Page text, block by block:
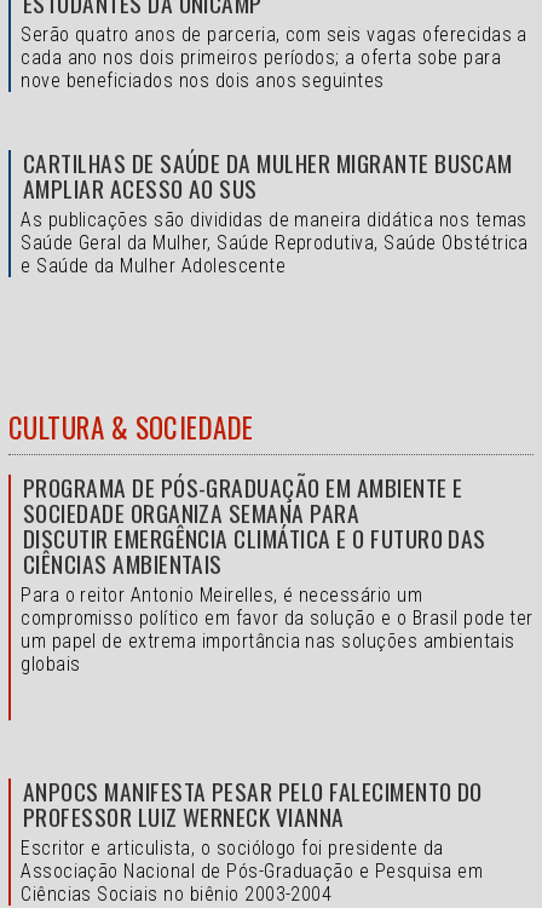
Serão quatro anos de parceria, com seis vagas oferecidas a
cada ano nos dois primeiros períodos; a oferta sobe para
nove beneficiados nos dois anos seguintes
CARTILHAS DE SAÚDE DA MULHER MIGRANTE BUSCAM
AMPLIAR ACESSO AO SUS
As publicações são divididas de maneira didática nos temas
Saúde Geral da Mulher, Saúde Reprodutiva, Saúde Obstétrica
e Saúde da Mulher Adolescente
CULTURA & SOCIEDADE
PROGRAMA DE PÓS-GRADUAÇÃO EM AMBIENTE E
SOCIEDADE ORGANIZA SEMANA PARA
DISCUTIR EMERGÊNCIA CLIMÁTICA E O FUTURO DAS
CIÊNCIAS AMBIENTAIS
Para o reitor Antonio Meirelles, é necessário um
compromisso político em favor da solução e o Brasil pode ter
um papel de extrema importância nas soluções ambientais
globais
ANPOCS MANIFESTA PESAR PELO FALECIMENTO DO
PROFESSOR LUIZ WERNECK VIANNA
Escritor e articulista, o sociólogo foi presidente da
Associação Nacional de Pós-Graduação e Pesquisa em
Ciências Sociais no biênio 2003-2004